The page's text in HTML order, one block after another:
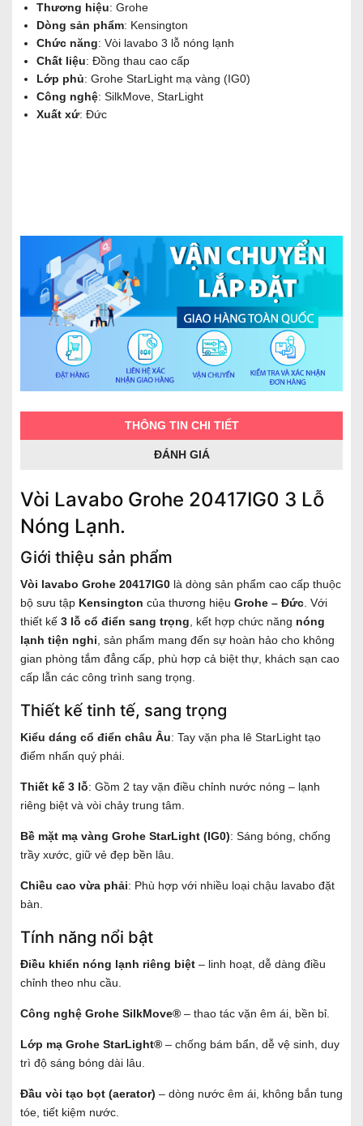
Thương hiệu: Grohe
Dòng sản phẩm: Kensington
Chức năng: Vòi lavabo 3 lỗ nóng lạnh
Chất liệu: Đồng thau cao cấp
Lớp phủ: Grohe StarLight mạ vàng (IG0)
Công nghệ: SilkMove, StarLight
Xuất xứ: Đức
THÔNG TIN CHI TIẾT
ĐÁNH GIÁ
Vòi Lavabo Grohe 20417IG0 3 Lỗ
Nóng Lạnh.
Giới thiệu sản phẩm
Vòi lavabo Grohe 20417IG0 là dòng sản phẩm cao cấp thuộc
bộ sưu tập Kensington của thương hiệu Grohe – Đức . Với
thiết kế 3 lỗ cổ điển sang trọng , kết hợp chức năng nóng
lạnh tiện nghi , sản phẩm mang đến sự hoàn hảo cho không
gian phòng tắm đẳng cấp, phù hợp cả biệt thự, khách sạn cao
cấp lẫn các công trình sang trọng.
Thiết kế tinh tế, sang trọng
Kiểu dáng cổ điển châu Âu: Tay vặn pha lê StarLight tạo
điểm nhấn quý phái.
Thiết kế 3 lỗ: Gồm 2 tay vặn điều chỉnh nước nóng – lạnh
riêng biệt và vòi chảy trung tâm.
Bề mặt mạ vàng Grohe StarLight (IG0): Sáng bóng, chống
trầy xước, giữ vẻ đẹp bền lâu.
Chiều cao vừa phải: Phù hợp với nhiều loại chậu lavabo đặt
bàn.
Tính năng nổi bật
Điều khiển nóng lạnh riêng biệt – linh hoạt, dễ dàng điều
chỉnh theo nhu cầu.
Công nghệ Grohe SilkMove® – thao tác vặn êm ái, bền bỉ.
Lớp mạ Grohe StarLight® – chống bám bẩn, dễ vệ sinh, duy
trì độ sáng bóng dài lâu.
Đầu vòi tạo bọt (aerator) – dòng nước êm ái, không bắn tung
tóe, tiết kiệm nước.